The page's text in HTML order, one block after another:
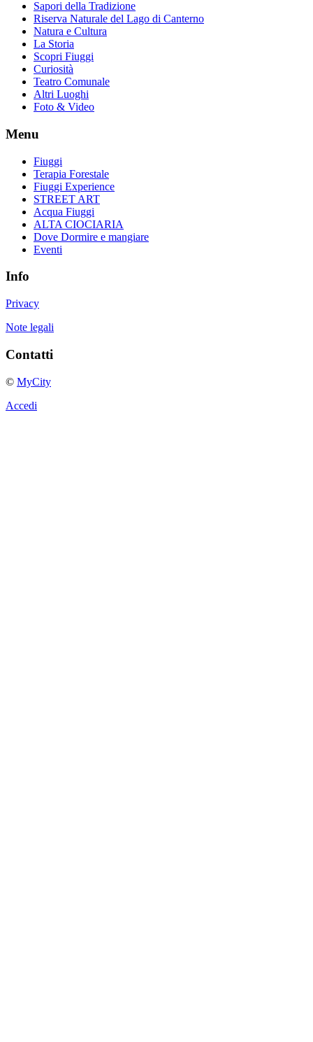
Sapori della Tradizione
Riserva Naturale del Lago di Canterno
Natura e Cultura
La Storia
Scopri Fiuggi
Curiosità
Teatro Comunale
Altri Luoghi
Foto & Video
Menu
Fiuggi
Terapia Forestale
Fiuggi Experience
STREET ART
Acqua Fiuggi
ALTA CIOCIARIA
Dove Dormire e mangiare
Eventi
Info
Privacy
Note legali
Contatti
© MyCity
Accedi